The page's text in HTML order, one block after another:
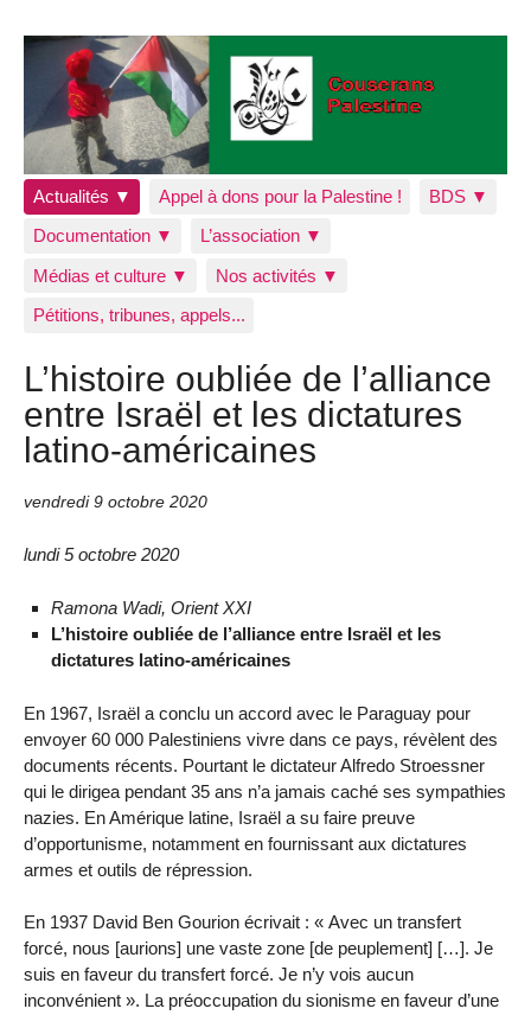
Actualités ▼ Appel à dons pour la Palestine !
BDS ▼
Documentation ▼
L’association ▼
Médias et culture ▼
Nos activités ▼
Pétitions, tribunes, appels...
L’histoire oubliée de l’alliance
entre Israël et les dictatures
latino-américaines
vendredi 9 octobre 2020
lundi 5 octobre 2020
Ramona Wadi, Orient XXI
L’histoire oubliée de l’alliance entre Israël et les
dictatures latino-américaines
En 1967, Israël a conclu un accord avec le Paraguay pour
envoyer 60 000 Palestiniens vivre dans ce pays, révèlent des
documents récents. Pourtant le dictateur Alfredo Stroessner
qui le dirigea pendant 35 ans n’a jamais caché ses sympathies
nazies. En Amérique latine, Israël a su faire preuve
d’opportunisme, notamment en fournissant aux dictatures
armes et outils de répression.
En 1937 David Ben Gourion écrivait : « Avec un transfert
forcé, nous [aurions] une vaste zone [de peuplement] […]. Je
suis en faveur du transfert forcé. Je n’y vois aucun
inconvénient ». La préoccupation du sionisme en faveur d’une